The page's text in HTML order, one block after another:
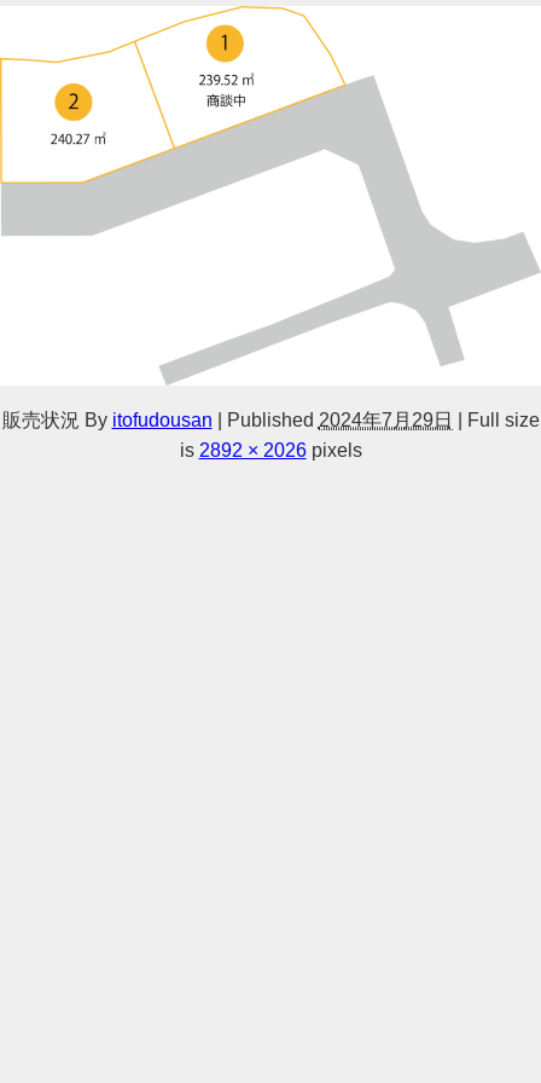
販売状況 By itofudousan Published 2024年7月29日
Full size
is 2892 × 2026pixels